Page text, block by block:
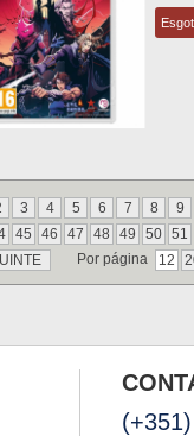
3 4 5 6 7 8
9
45 46 47 48 49 50 51
Por página 12